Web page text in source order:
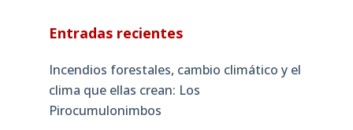
Entradas recientes
Incendios forestales, cambio climático y el
clima que ellas crean: Los
Pirocumulonimbos